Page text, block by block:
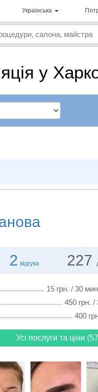
Українська
у
2 відгука 227
15 грн. / 30
450 грн. /
400
Усі послуги та ціни